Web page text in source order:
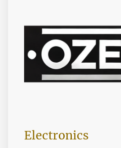
Electronics